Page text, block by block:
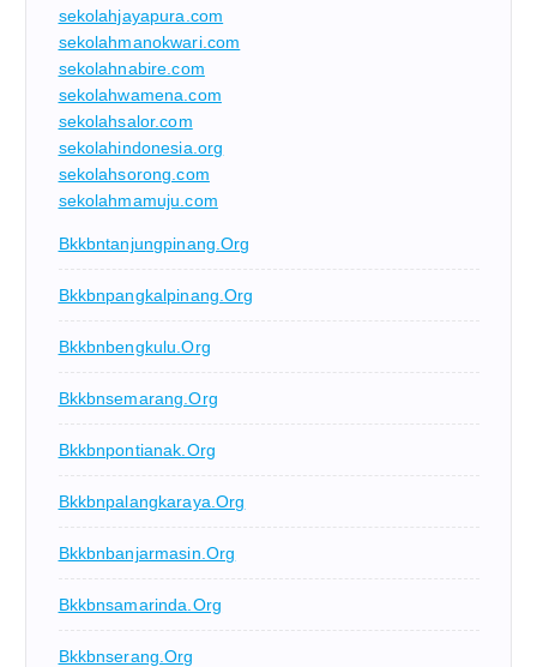
sekolahjayapura.com
sekolahmanokwari.com
sekolahnabire.com
sekolahwamena.com
sekolahsalor.com
sekolahindonesia.org
sekolahsorong.com
sekolahmamuju.com
Bkkbntanjungpinang.org
Bkkbnpangkalpinang.org
Bkkbnbengkulu.org
Bkkbnsemarang.org
Bkkbnpontianak.org
Bkkbnpalangkaraya.org
Bkkbnbanjarmasin.org
Bkkbnsamarinda.org
Bkkbnserang.org